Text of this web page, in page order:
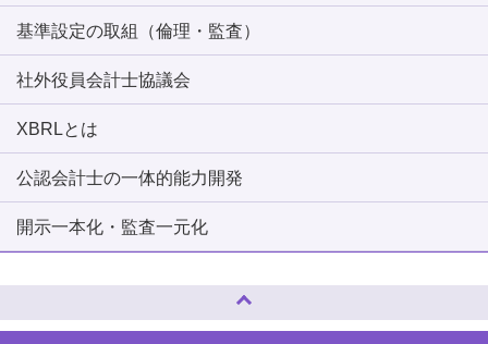
基準設定の取組（倫理・監査）
社外役員会計士協議会
XBRLとは
公認会計士の一体的能力開発
開示一本化・監査一元化